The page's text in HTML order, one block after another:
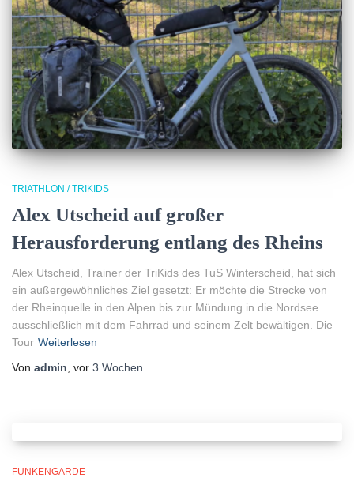
TRIATHLON / TRIKIDS
Alex Utscheid auf großer
Herausforderung entlang des Rheins
Alex Utscheid, Trainer der TriKids des TuS Winterscheid, hat sich
ein außergewöhnliches Ziel gesetzt: Er möchte die Strecke von
der Rheinquelle in den Alpen bis zur Mündung in die Nordsee
ausschließlich mit dem Fahrrad und seinem Zelt bewältigen. Die
Tour Weiterlesen
Von admin , vor 3 Wochen
FUNKENGARDE